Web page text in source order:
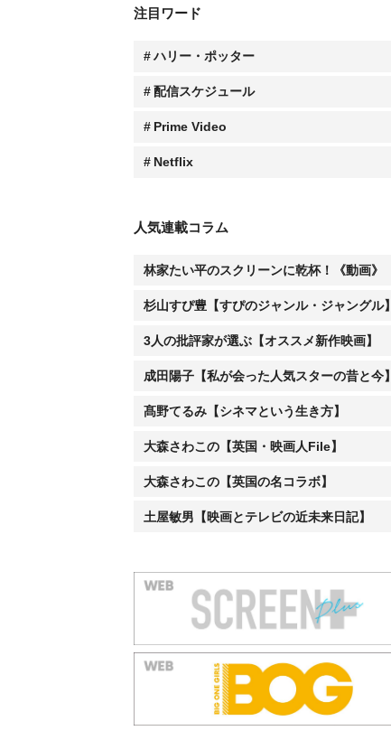
注目ワード
ハリー・ポッター
配信スケジュール
Prime Video
Netflix
人気連載コラム
林家たい平のスクリーンに乾杯！《動画》
杉山すぴ豊【すぴのジャンル・ジャングル】
3人の批評家が選ぶ【オススメ新作映画】
成田陽子【私が会った人気スターの昔と今】
髙野てるみ【シネマという生き方】
大森さわこの【英国・映画人File】
大森さわこの【英国の名コラボ】
土屋敏男【映画とテレビの近未来日記】